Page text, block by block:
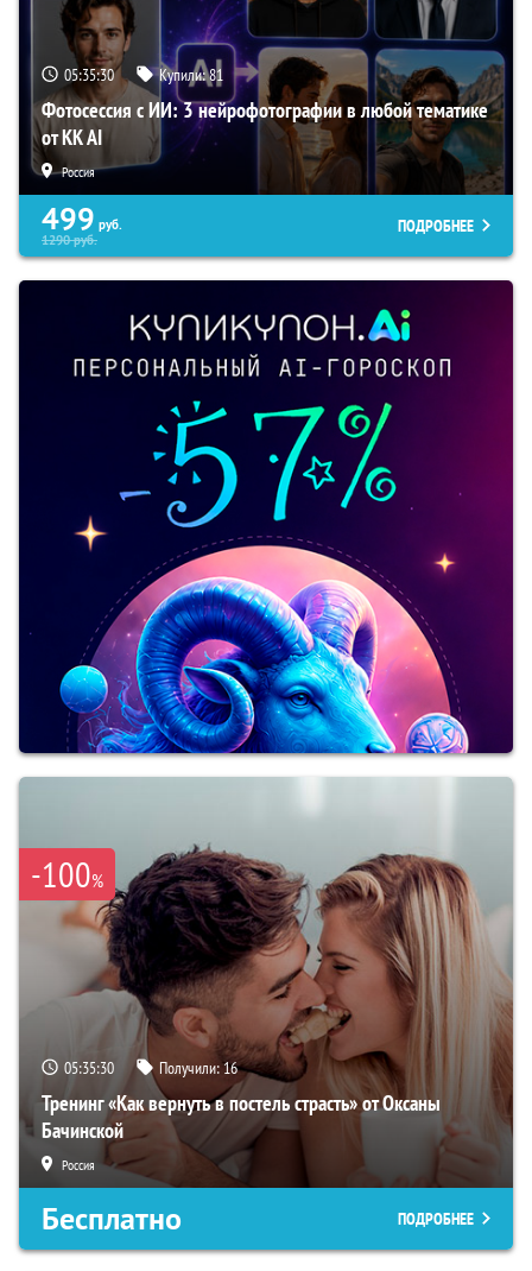
05:35:29 Купили:81
Фотосессия с ИИ: 3 нейрофотографии в любой тематике
от KK AI
Россия
499 руб.
1290руб.
ПОДРОБНЕЕ
-100%
05:35:29 Получили:16
Тренинг «Как вернуть в постель страсть» от Оксаны
Бачинской
Россия
Бесплатно ПОДРОБНЕЕ